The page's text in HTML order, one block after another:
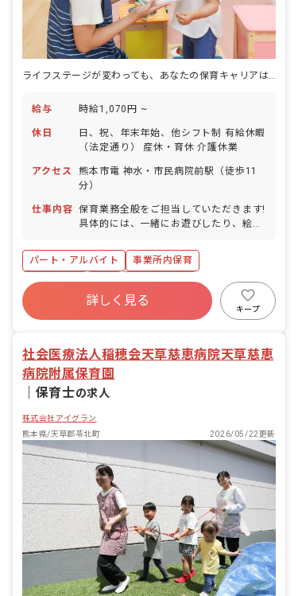
ライフステージが変わっても、あなたの保育キャリアは途切れない
給与 時給1,070円 ~
休日
日、祝、年末年始、他シフト制 有給休暇
（法定通り） 産休・育休 介護休業
アクセス
熊本市電 神水・市民病院前駅（徒歩11
分）
仕事内容 保育業務全般をご担当していただきます!
具体的には、一緒にお遊びしたり、絵本
お昼寝、お着替え、お散歩などをお任せ
します!
パート・アルバイト
事業所内保育
複数園あり
有給
福利厚生充実
産休育休制度
未経験歓迎
詳しく見る
キープ
社会医療法人稲穂会天草慈恵病院天草慈恵
病院附属保育園
保育士の求人
株式会社アイグラン
熊本県/天草郡苓北町
2026/05/22更新